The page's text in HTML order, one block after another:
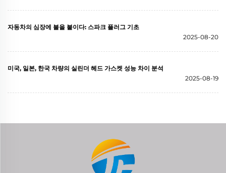
자동차의 심장에 불을 붙이다: 스파크 플러그 기초
2025-08-20
미국, 일본, 한국 차량의 실린더 헤드 가스켓 성능 차이 분석
2025-08-19